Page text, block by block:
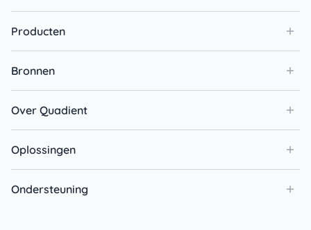
Producten
Bronnen
Over Quadient
Oplossingen
Ondersteuning